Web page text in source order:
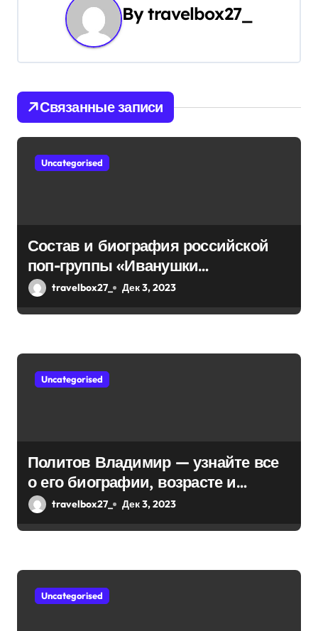
и
я
п
о
и
я
м
Bytravelbox27_
Связанные записи
Uncategorised
Состав и биография российской
поп-группы «Иванушки
интернешнл» — история успеха,
travelbox27_ Дек 3, 2023
Uncategorised
Политов Владимир — узнайте все
о его биографии, возрасте и
впечатляющих достижениях!
travelbox27_ Дек 3, 2023
Uncategorised